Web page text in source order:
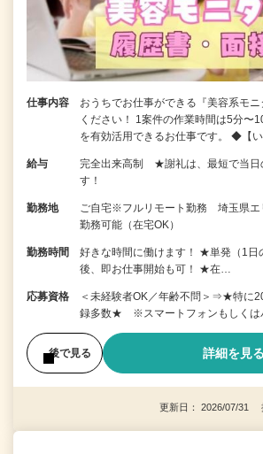
仕事内容
おうちでお仕事ができる『美容系モ
ください！ 1案件の作業時間は5分〜
を有効活用できるお仕事です。 ◆【
給与
完全出来高制 ★謝礼は、最短で当日
す！
勤務地
ご自宅※フルリモート勤務 埼玉県エ
勤務可能（在宅OK）
勤務時間
好きな時間に働けます！ ★単発（1
後、即お仕事開始も可！ ★在…
応募資格
＜未経験者OK／年齢不問＞⇒★特に
録多数★ ※スマートフォンもしくは
後で見る 詳細を見る
更新日： 2026/07/31